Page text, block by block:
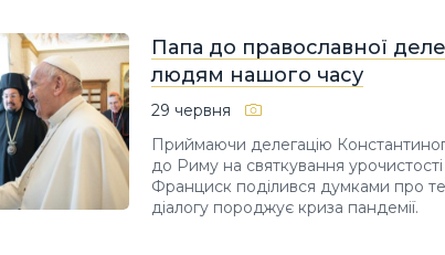
Папа до православної
людям нашого часу
29 червня
Приймаючи делегацію
до Риму на святкування
Франциск поділився думками про
діалогу породжує криза пандемії.